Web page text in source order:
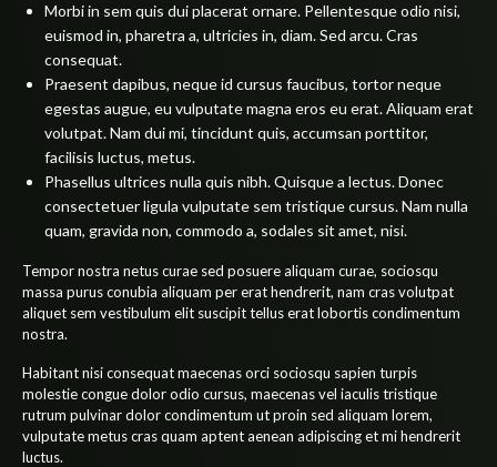
Morbi in sem quis dui placerat ornare. Pellentesque odio nisi,
euismod in, pharetra a, ultricies in, diam. Sed arcu. Cras
consequat.
Praesent dapibus, neque id cursus faucibus, tortor neque
egestas augue, eu vulputate magna eros eu erat. Aliquam erat
volutpat. Nam dui mi, tincidunt quis, accumsan porttitor,
facilisis luctus, metus.
Phasellus ultrices nulla quis nibh. Quisque a lectus. Donec
consectetuer ligula vulputate sem tristique cursus. Nam nulla
quam, gravida non, commodo a, sodales sit amet, nisi.
Tempor nostra netus curae sed posuere aliquam curae, sociosqu
massa purus conubia aliquam per erat hendrerit, nam cras volutpat
aliquet sem vestibulum elit suscipit tellus erat lobortis condimentum
nostra.
Habitant nisi consequat maecenas orci sociosqu sapien turpis
molestie congue dolor odio cursus, maecenas vel iaculis tristique
rutrum pulvinar dolor condimentum ut proin sed aliquam lorem,
vulputate metus cras quam aptent aenean adipiscing et mi hendrerit
luctus.